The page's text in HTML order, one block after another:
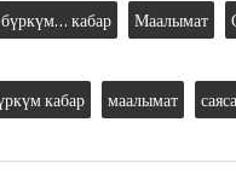
кабар Маалымат
кабар маалымат